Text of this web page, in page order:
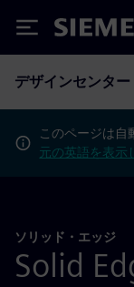
Siemens
デザインセンタ
このページは自
元の英語を表示
ソリッド・エッジ
Solid